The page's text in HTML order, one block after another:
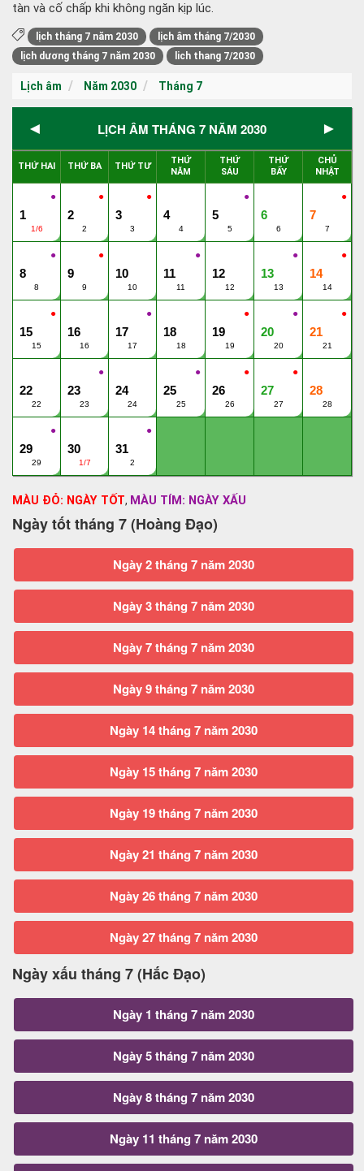
tàn và cố chấp khi không ngăn kịp lúc.
lịch tháng 7 năm 2030
lịch âm tháng 7/2030
lịch dương tháng 7 năm 2030
lich thang 7/2030
Lịch âm Năm 2030 Tháng 7
◄ LỊCH ÂM THÁNG 7 NĂM 2030 ►
THỨ HAI THỨ BA THỨ TƯ
THỨ
NĂM
THỨ
SÁU
THỨ
BẨY
CHỦ
NHẬT
●
1
1/6
●
2
2
●
3
3
4
4
●
5
5
6
6
●
7
7
●
8
8
●
9
9
10
10
●
11
11
12
12
●
13
13
●
14
14
●
15
15
16
16
●
17
17
18
18
●
19
19
●
20
20
●
21
21
22
22
●
23
23
24
24
●
25
25
●
26
26
●
27
27
28
28
●
29
29
30
1/7
●
31
2
MÀU ĐỎ: NGÀY TỐT, MÀU TÍM: NGÀY XẤU
Ngày tốt tháng 7 (Hoàng Đạo)
Ngày 2 tháng 7 năm 2030
Ngày 3 tháng 7 năm 2030
Ngày 7 tháng 7 năm 2030
Ngày 9 tháng 7 năm 2030
Ngày 14 tháng 7 năm 2030
Ngày 15 tháng 7 năm 2030
Ngày 19 tháng 7 năm 2030
Ngày 21 tháng 7 năm 2030
Ngày 26 tháng 7 năm 2030
Ngày 27 tháng 7 năm 2030
Ngày xấu tháng 7 (Hắc Đạo)
Ngày 1 tháng 7 năm 2030
Ngày 5 tháng 7 năm 2030
Ngày 8 tháng 7 năm 2030
Ngày 11 tháng 7 năm 2030